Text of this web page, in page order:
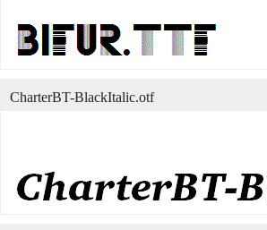
CharterBT-BlackItalic.otf